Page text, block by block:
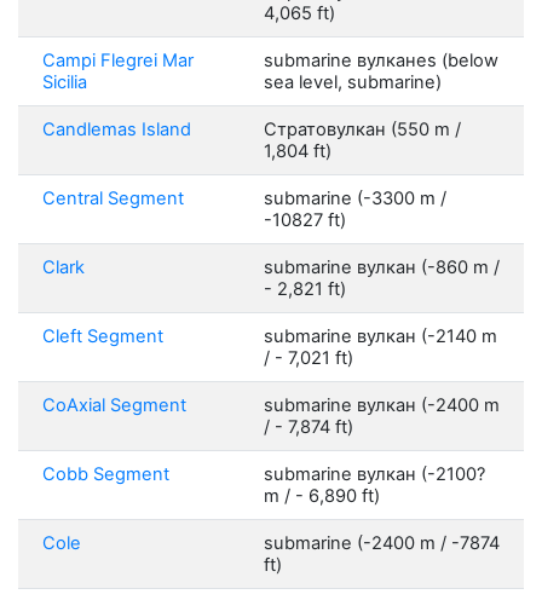
4,065 ft)
Campi Flegrei Mar
Sicilia
submarine вулканes (below
sea level, submarine)
Candlemas Island
Стратовулкан (550 m /
1,804 ft)
Central Segment
submarine (-3300 m /
-10827 ft)
Clark
submarine вулкан (-860 m /
- 2,821 ft)
Cleft Segment
submarine вулкан (-2140 m
/ - 7,021 ft)
CoAxial Segment
submarine вулкан (-2400 m
/ - 7,874 ft)
Cobb Segment
submarine вулкан (-2100?
m / - 6,890 ft)
Cole
submarine (-2400 m / -7874
ft)